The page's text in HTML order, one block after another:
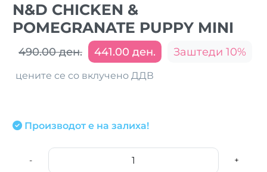
N&D CHICKEN &
POMEGRANATE PUPPY MINI
490.00 ден. 441.00 ден. Заштеди 10%
цените се со вклучено ДДВ
Производот е на залиха!
- +